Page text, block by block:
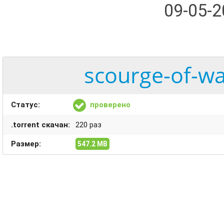
09-05-
scourge-of-
Статус: проверено
.torrent скачан: 220 раз
Размер: 547.2 MB